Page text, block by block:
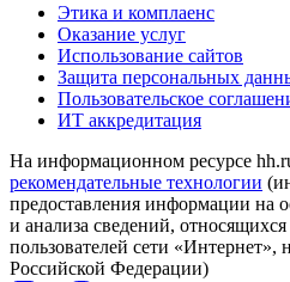
Этика и комплаенс
Оказание услуг
Использование сайтов
Защита персональных
Пользовательское
ИТ аккредитация
На информационном ресурсе
рекомендательные технологии
предоставления информации на
и анализа сведений,
пользователей сети «Интернет»,
Российской Федерации)